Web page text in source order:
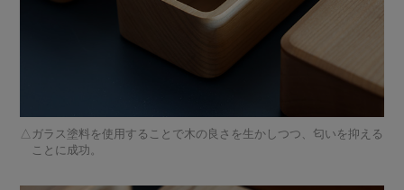
ガラス塗料を使用することで木の良さを生かしつつ、匂いを抑える
ことに成功。